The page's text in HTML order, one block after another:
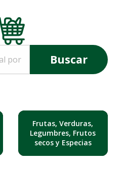
Buscar
Frutas, Verduras,
Legumbres, Frutos
secos y Especias